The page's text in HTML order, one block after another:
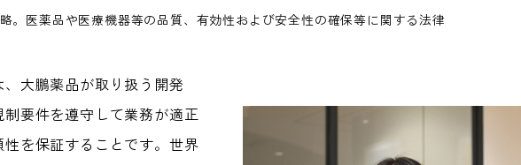
医薬品や医療機器等の品質、有効性および安全性の確保等に関する法律
大鵬薬品が取り扱う開発
要件を遵守して業務が適正
を保証することです。世界